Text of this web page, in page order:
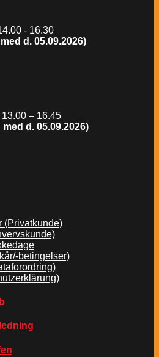
- 16.30
d. 05.09.2026)
– 16.45
d. 05.09.2026)
(Privatkunde)
betingelser)